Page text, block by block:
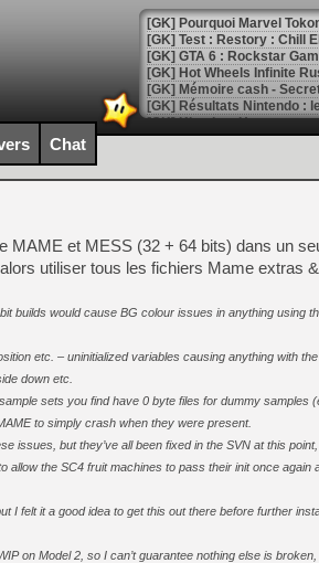
[GK] Pourquoi Marvel
[GK] Test : Restory : Chill
[GK] GTA 6 : Rockstar
[GK] Hot Wheels Infinite
[GK] Mémoire cash -
[GK] Résultats Nintendo :
[GK] Déjà des
[Mo5] Brickboy cherche à
[GK] Minecraft et ses «
[GK] Beast of
[GK] Ubisoft : fin de partie
[GK] Mémoire cash -
[GK] Dan Houser (GTA)
[GK] Comment EA Sports
[GK] Crimson Moon : un
[GK] Isle of Reveries : le
[GK] Moonlighter 2 : The
[GK] Capcom relance
[Mo5] Deux inédits du
[GK] Le beat'em up The
[GK] Endless Legend 2 :
[LS] [PS5] Le WebKit
Chat
MAME et MESS (32 + 64 bits) dans un
utiliser tous les fichiers Mame extras
would cause BG colour issues in anything using
etc. – uninitialized variables causing anything with
down etc.
sets you find have 0 byte files for dummy samples
to simply crash when they were present.
issues, but they’ve all been fixed in the SVN at this
the SC4 fruit machines to pass their init once again
I felt it a good idea to get this out there before further
on Model 2, so I can’t guarantee nothing else is